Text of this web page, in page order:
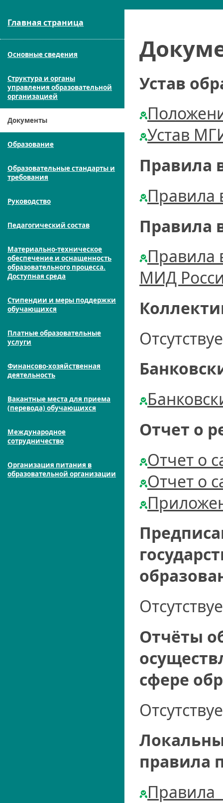
Главная страница
Основные сведения
Структура и органы
управления образовательной
организацией
Документы
Образование
Образовательные стандарты и
требования
Руководство
Педагогический состав
Материально-техническое
обеспечение и оснащенность
образовательного процесса.
Доступная среда
Стипендии и меры поддержки
обучающихся
Платные образовательные
услуги
Финансово-хозяйственная
деятельность
Вакантные места для приема
(перевода) обучающихся
Международное
сотрудничество
Организация питания в
образовательной организации
Устав
Устав
Правила
Правила
Правила
Правила
МИД
Отчет о
Отчет о
Отчет о
Отчёты
сфере
правила